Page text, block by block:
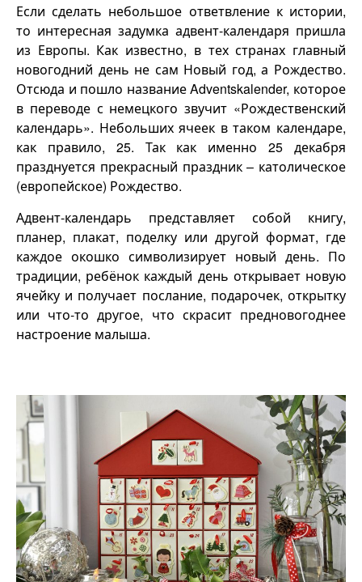
Если сделать небольшое ответвление к истории,
то интересная задумка адвент-календаря пришла
из Европы. Как известно, в тех странах главный
новогодний день не сам Новый год, а Рождество.
Отсюда и пошло название Adventskalender, которое
в переводе с немецкого звучит «Рождественский
календарь». Небольших ячеек в таком календаре,
как правило, 25. Так как именно 25 декабря
празднуется прекрасный праздник – католическое
(европейское) Рождество.
Адвент-календарь представляет собой книгу,
планер, плакат, поделку или другой формат, где
каждое окошко символизирует новый день. По
традиции, ребёнок каждый день открывает новую
ячейку и получает послание, подарочек, открытку
или что-то другое, что скрасит предновогоднее
настроение малыша.